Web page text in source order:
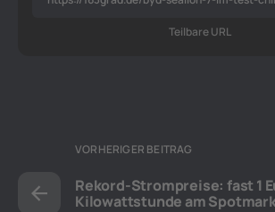
Teilbare URL
VORHERIGER BEITRAG
Rekord-Strompreise: fast 1
Kilowattstunde am